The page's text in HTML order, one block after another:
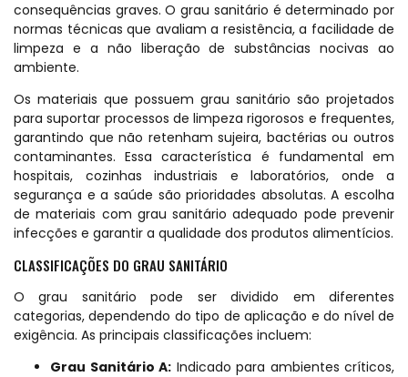
consequências graves. O grau sanitário é determinado por
normas técnicas que avaliam a resistência, a facilidade de
limpeza e a não liberação de substâncias nocivas ao
ambiente.
Os materiais que possuem grau sanitário são projetados
para suportar processos de limpeza rigorosos e frequentes,
garantindo que não retenham sujeira, bactérias ou outros
contaminantes. Essa característica é fundamental em
hospitais, cozinhas industriais e laboratórios, onde a
segurança e a saúde são prioridades absolutas. A escolha
de materiais com grau sanitário adequado pode prevenir
infecções e garantir a qualidade dos produtos alimentícios.
CLASSIFICAÇÕES DO GRAU SANITÁRIO
O grau sanitário pode ser dividido em diferentes
categorias, dependendo do tipo de aplicação e do nível de
exigência. As principais classificações incluem:
Grau Sanitário A: Indicado para ambientes críticos,